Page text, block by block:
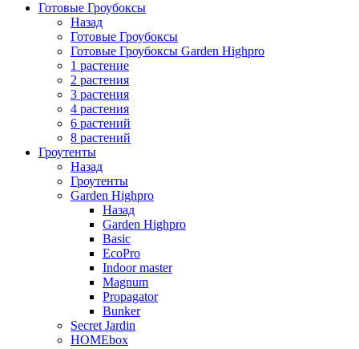
Готовые Гроубоксы
Назад
Готовые Гроубоксы
Готовые Гроубоксы Garden Highpro
1 растение
2 растения
3 растения
4 растения
6 растений
8 растений
Гроутенты
Назад
Гроутенты
Garden Highpro
Назад
Garden Highpro
Basic
EcoPro
Indoor master
Magnum
Propagator
Bunker
Secret Jardin
HOMEbox